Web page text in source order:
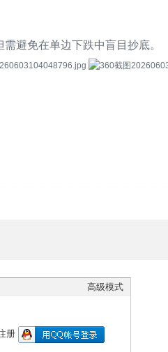
避免在单边下跌中盲目抄底。
高级模式
册